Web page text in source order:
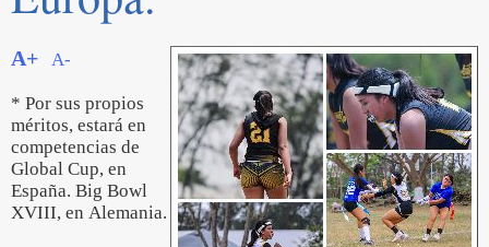
A+ A-
* Por sus propios
méritos, estará en
competencias de
Global Cup, en
España. Big Bowl
XVIII, en Alemania.